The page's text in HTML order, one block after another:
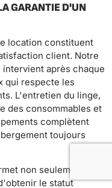
GARANTIE D'UN
location constituent
client. Notre
après chaque
qui respecte les
L'entretien du linge,
des consommables et
complètent
toujours
non seulement de
le statut